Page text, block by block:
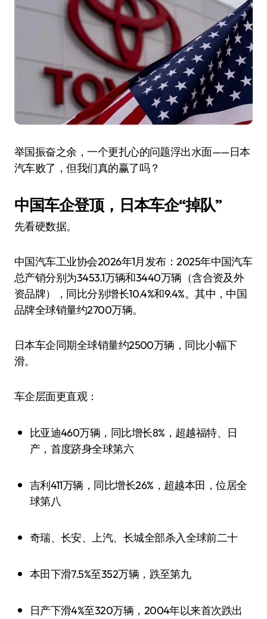
举国振奋之余，一个更扎心的问题浮出水面——日本
汽车败了，但我们真的赢了吗？
中国车企登顶，日本车企“掉队”
先看硬数据。
中国汽车工业协会2026年1月发布：2025年中国汽车
总产销分别为3453.1万辆和3440万辆（含合资及外
资品牌），同比分别增长10.4%和9.4%。其中，中国
品牌全球销量约2700万辆。
日本车企同期全球销量约2500万辆，同比小幅下
滑。
车企层面更直观：
比亚迪460万辆，同比增长8%，超越福特、日
产，首度跻身全球第六
吉利411万辆，同比增长26%，超越本田，位居全
球第八
奇瑞、长安、上汽、长城全部杀入全球前二十
本田下滑7.5%至352万辆，跌至第九
日产下滑4%至320万辆，2004年以来首次跌出